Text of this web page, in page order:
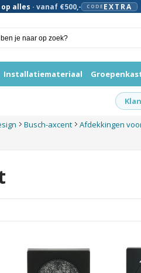
alles · vanaf €500,- CODE EXTRA
Installatiemateriaal
Busch-axcent
Afdekkingen